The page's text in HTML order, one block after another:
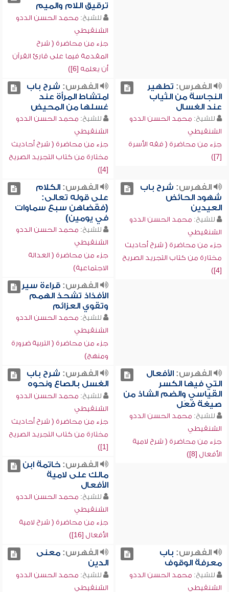
ترقيق اللام والميم
للشيخ: محمد الحسن الددو
الشنقيطي
جزء من محاضرة ( شرح
المقدمة فيما على قارئ القرآن
أن يعلمه [6])
الفهرس: تطهير
النجاسة من الثياب
عند الغسال
للشيخ: محمد الحسن الددو
الشنقيطي
جزء من محاضرة ( فقه الأسرة
[7])
الفهرس: شرح باب
امتشاط المرأة عند
غسلها من المحيض
للشيخ: محمد الحسن الددو
الشنقيطي
جزء من محاضرة ( شرح أحاديث
مختارة من كتاب التجريد الصريح
[4])
الفهرس: شرح باب
شهود الحائض
العيدين
للشيخ: محمد الحسن الددو
الشنقيطي
جزء من محاضرة ( شرح أحاديث
مختارة من كتاب التجريد الصريح
[4])
الفهرس:الكلام
على قوله تعالى:
(فقضاهن سبع سماوات
في يومين)
للشيخ: محمد الحسن الددو
الشنقيطي
جزء من محاضرة ( العدالة
الاجتماعية)
الفهرس:قراءة سير
الأفذاذ تشحذ الهمم
وتقوي العزائم
للشيخ: محمد الحسن الددو
الشنقيطي
جزء من محاضرة ( التربية ضرورة
ومنهج)
الفهرس:الأفعال
التي فيها الكسر
القياسي والضم الشاذ من
صيغة فَعَل
للشيخ: محمد الحسن الددو
الشنقيطي
جزء من محاضرة ( شرح لامية
الأفعال [8])
الفهرس: شرح باب
الغسل بالصاع ونحوه
للشيخ: محمد الحسن الددو
الشنقيطي
جزء من محاضرة ( شرح أحاديث
مختارة من كتاب التجريد الصريح
[1])
الفهرس:خاتمة ابن
مالك على لامية
الأفعال
للشيخ: محمد الحسن الددو
الشنقيطي
جزء من محاضرة ( شرح لامية
الأفعال [16])
الفهرس: باب
معرفة الوقوف
للشيخ: محمد الحسن الددو
الشنقيطي
الفهرس:معنى
الدين
للشيخ: محمد الحسن الددو
الشنقيطي